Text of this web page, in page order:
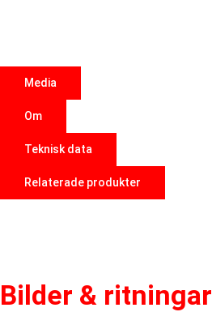
Media
Om
Teknisk data
Relaterade produkter
Bilder & ritningar